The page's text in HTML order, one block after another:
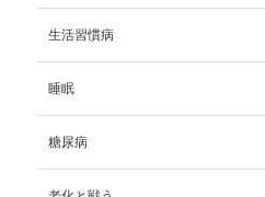
生活習慣病
睡眠
糖尿病